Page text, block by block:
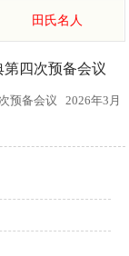
田氏名人
四次预备会议
预备会议 2026年3月
田传灿宗亲主持会